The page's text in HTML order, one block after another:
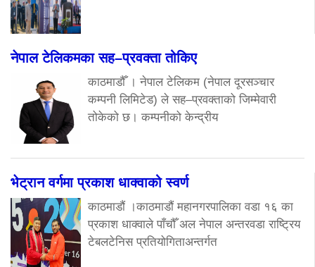
नेपाल टेलिकमका सह–प्रवक्ता तोकिए
काठमाडौँ । नेपाल टेलिकम (नेपाल दूरसञ्चार
कम्पनी लिमिटेड) ले सह–प्रवक्ताको जिम्मेवारी
तोकेको छ। कम्पनीको केन्द्रीय
भेट्रान वर्गमा प्रकाश धाक्वाको स्वर्ण
काठमाडौं ।काठमाडौं महानगरपालिका वडा १६ का
प्रकाश धाक्वाले पाँचौँ अल नेपाल अन्तरवडा राष्ट्रिय
टेबलटेनिस प्रतियोगिताअन्तर्गत